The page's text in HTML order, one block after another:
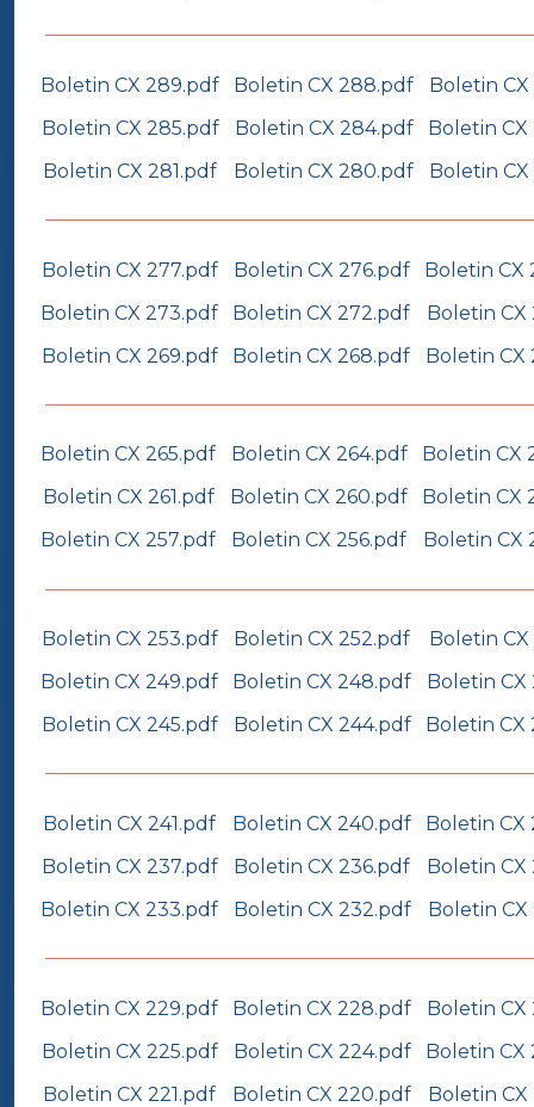
Boletin CX 289.pdf Boletin CX 288.pdf
Boletin
Boletin CX 285.pdf
Boletin CX 284.pdf
Boletin
Boletin CX 281.pdf
Boletin CX 280.pdf Boletin
Boletin CX 277.pdf Boletin CX 276.pdf
Boletin CX
Boletin CX 273.pdf
Boletin CX 272.pdf
Boletin CX
Boletin CX 269.pdf
Boletin CX 268.pdf Boletin CX
Boletin CX 265.pdf Boletin CX 264.pdf
Boletin CX
Boletin CX 261.pdf
Boletin CX 260.pdf
Boletin CX
Boletin CX 257.pdf
Boletin CX 256.pdf Boletin CX
Boletin CX 253.pdf Boletin CX 252.pdf
Boletin CX
Boletin CX 249.pdf
Boletin CX 248.pdf
Boletin CX
Boletin CX 245.pdf
Boletin CX 244.pdf Boletin CX
Boletin CX 241.pdf Boletin CX 240.pdf
Boletin CX
Boletin CX 237.pdf
Boletin CX 236.pdf
Boletin CX
Boletin CX 233.pdf
Boletin CX 232.pdf Boletin CX
Boletin CX 229.pdf Boletin CX 228.pdf
Boletin CX
Boletin CX 225.pdf
Boletin CX 224.pdf
Boletin CX
Boletin CX 221.pdf
Boletin CX 220.pdf Boletin CX